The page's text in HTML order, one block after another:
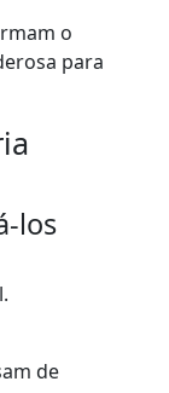
o
para
los
de